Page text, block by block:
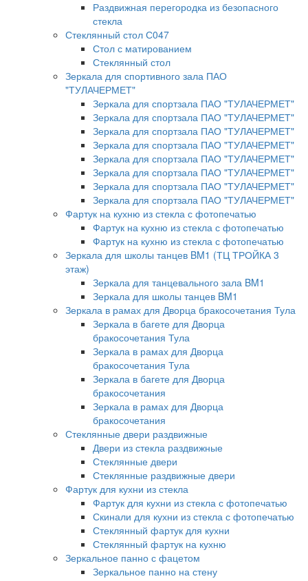
Раздвижная перегородка из безопасного
стекла
Стеклянный стол С047
Стол с матированием
Стеклянный стол
Зеркала для спортивного зала ПАО
"ТУЛАЧЕРМЕТ"
Зеркала для спортзала ПАО "ТУЛАЧЕРМЕТ"
Зеркала для спортзала ПАО "ТУЛАЧЕРМЕТ"
Зеркала для спортзала ПАО "ТУЛАЧЕРМЕТ"
Зеркала для спортзала ПАО "ТУЛАЧЕРМЕТ"
Зеркала для спортзала ПАО "ТУЛАЧЕРМЕТ"
Зеркала для спортзала ПАО "ТУЛАЧЕРМЕТ"
Зеркала для спортзала ПАО "ТУЛАЧЕРМЕТ"
Зеркала для спортзала ПАО "ТУЛАЧЕРМЕТ"
Фартук на кухню из стекла с фотопечатью
Фартук на кухню из стекла с фотопечатью
Фартук на кухню из стекла с фотопечатью
Зеркала для школы танцев BM1 (ТЦ ТРОЙКА 3
этаж)
Зеркала для танцевального зала BM1
Зеркала для школы танцев BM1
Зеркала в рамах для Дворца бракосочетания Тула
Зеркала в багете для Дворца
бракосочетания Тула
Зеркала в рамах для Дворца
бракосочетания Тула
Зеркала в багете для Дворца
бракосочетания
Зеркала в рамах для Дворца
бракосочетания
Стеклянные двери раздвижные
Двери из стекла раздвижные
Стеклянные двери
Стеклянные раздвижные двери
Фартук для кухни из стекла
Фартук для кухни из стекла с фотопечатью
Скинали для кухни из стекла с фотопечатью
Стеклянный фартук для кухни
Стеклянный фартук на кухню
Зеркальное панно с фацетом
Зеркальное панно на стену